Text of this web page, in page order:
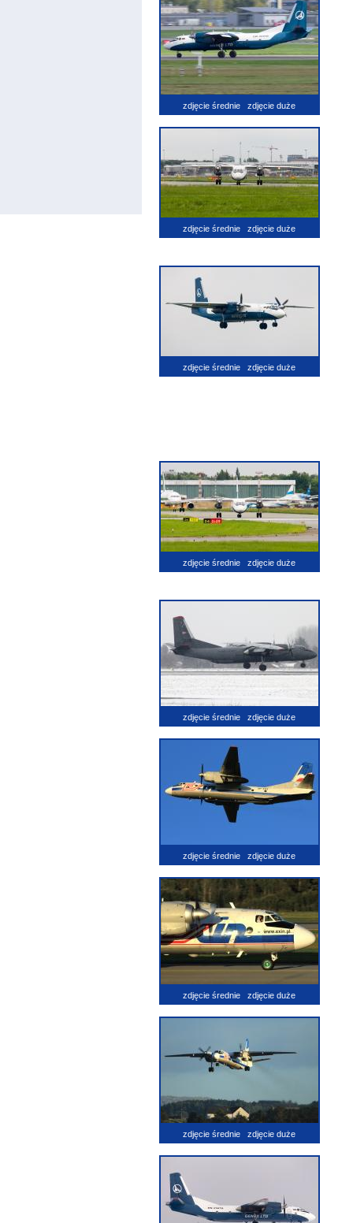
zdjęcie średnie zdjęcie duże
zdjęcie średnie zdjęcie duże
zdjęcie średnie zdjęcie duże
zdjęcie średnie zdjęcie duże
zdjęcie średnie zdjęcie duże
zdjęcie średnie zdjęcie duże
zdjęcie średnie zdjęcie duże
zdjęcie średnie zdjęcie duże